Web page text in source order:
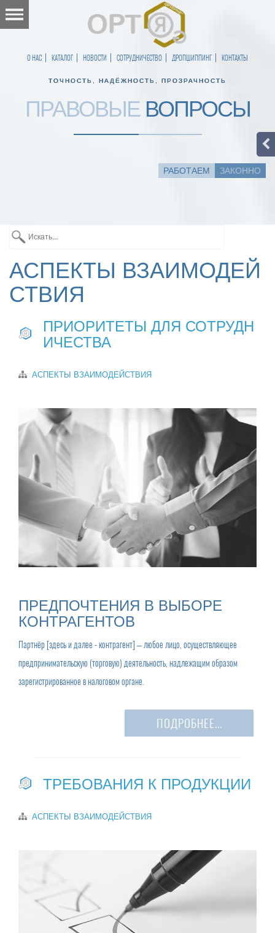
О НАС КАТАЛОГ НОВОСТИ СОТРУДНИЧЕСТВО ДРОПШИППИНГ КОНТАКТЫ
ТОЧНОСТЬ, НАДЁЖНОСТЬ, ПРОЗРАЧНОСТЬ
ПРАВОВЫЕВОПРОСЫ
РАБОТАЕМ ЗАКОННО
АСПЕКТЫ ВЗАИМОДЕЙ
СТВИЯ
ПРИОРИТЕТЫ ДЛЯ СОТРУДН
ИЧЕСТВА
АСПЕКТЫ ВЗАИМОДЕЙСТВИЯ
ПРЕДПОЧТЕНИЯ В ВЫБОРЕ
КОНТРАГЕНТОВ
Партнёр [здесь и далее - контрагент] – любое лицо, осуществляющее
предпринимательскую (торговую) деятельность, надлежащим образом
зарегистрированное в налоговом органе.
ПОДРОБНЕЕ...
ТРЕБОВАНИЯ К ПРОДУКЦИИ
АСПЕКТЫ ВЗАИМОДЕЙСТВИЯ